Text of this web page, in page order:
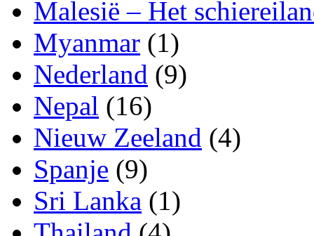
Malesië – Het
Myanmar (1)
Nederland (9)
Nepal (16)
Nieuw Zeeland (4)
Spanje (9)
Sri Lanka (1)